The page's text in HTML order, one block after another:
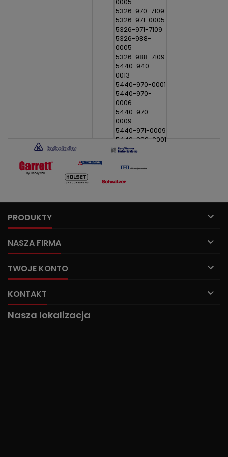
5326-970-7109
5326-971-0005
5326-971-7109
5326-988-
0005
5326-988-7109
5440-940-
0013
5440-970-0001
5440-970-
0006
5440-970-
0009
5440-971-0009
5440-988-0001
5440-988-
5440-988-
PRODUKTY 
NASZA FIRMA 
TWOJE KONTO 
KONTAKT 
Nasza lokalizacja